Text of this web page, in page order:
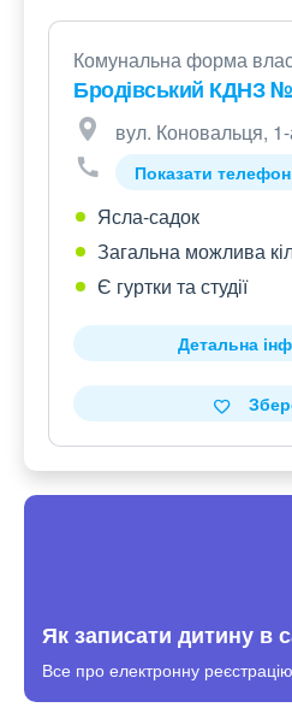
Комунальна форма
Бродівський КДНЗ
вул. Коновальця,
Показати телефон
Ясла-садок
Загальна можлива
Є гуртки та студії
Детальна
Як записати дитину в
Все про електронну реєстрацію